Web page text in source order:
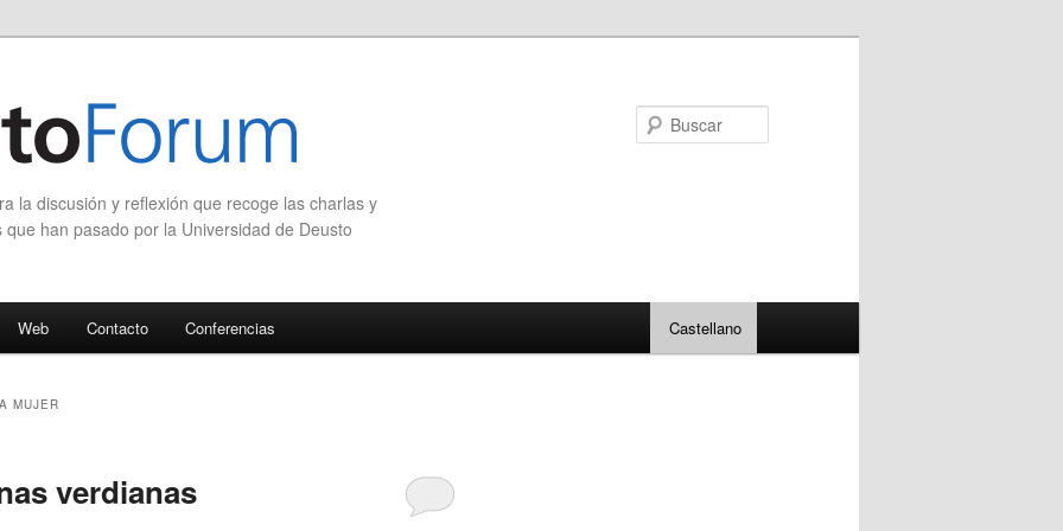
la discusión y reflexión que recoge las charlas y
han pasado por la Universidad de Deusto
Web Contacto Conferencias Castellano
MUJER
verdianas